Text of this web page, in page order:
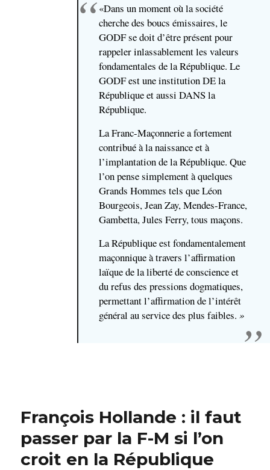
«Dans un moment où la société
cherche des boucs émissaires, le
GODF se doit d’être présent pour
rappeler inlassablement les valeurs
fondamentales de la République. Le
GODF est une institution DE la
République et aussi DANS la
République.
La Franc-Maçonnerie a fortement
contribué à la naissance et à
l’implantation de la République. Que
l’on pense simplement à quelques
Grands Hommes tels que Léon
Bourgeois, Jean Zay, Mendes-France,
Gambetta, Jules Ferry, tous maçons.
La République est fondamentalement
maçonniqueà travers l’affirmation
laïque de la liberté de conscience et
du refus des pressions dogmatiques,
permettant l’affirmation de l’intérêt
général au service des plus faibles. »
François Hollande : il faut
passer par la F-M si l’on
croit en la République